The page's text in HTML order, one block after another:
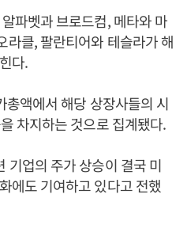
파벳과 브로드컴, 메타와 마
라클, 팔란티어와 테슬라가 해
다.
액에서 해당 상장사들의 시
차지하는 것으로 집계됐다.
기업의 주가 상승이 결국 미
에도 기여하고 있다고 전했